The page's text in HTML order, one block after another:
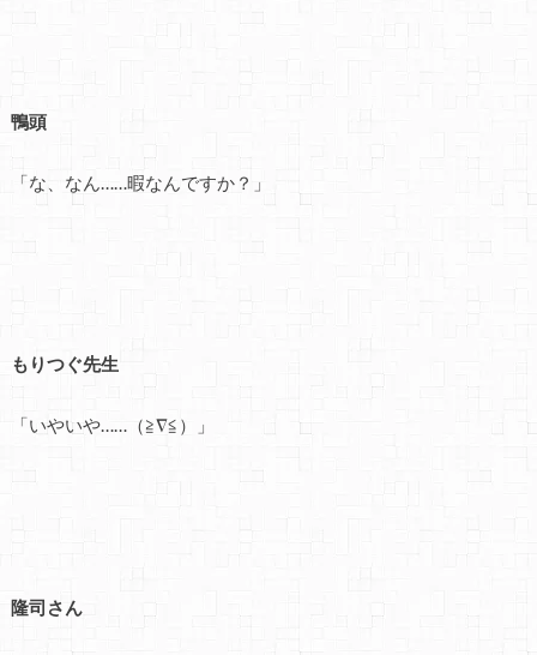
鴨頭
「な、なん……暇なんですか？」
もりつぐ先生
「いやいや……（≧∇≦）」
隆司さん